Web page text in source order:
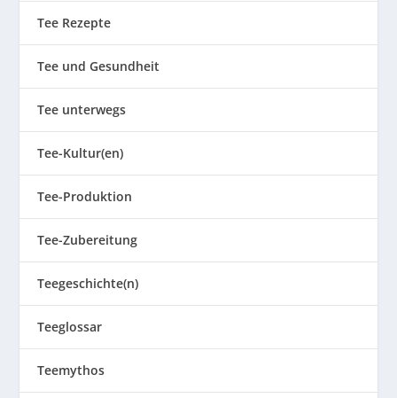
Tee Rezepte
Tee und Gesundheit
Tee unterwegs
Tee-Kultur(en)
Tee-Produktion
Tee-Zubereitung
Teegeschichte(n)
Teeglossar
Teemythos